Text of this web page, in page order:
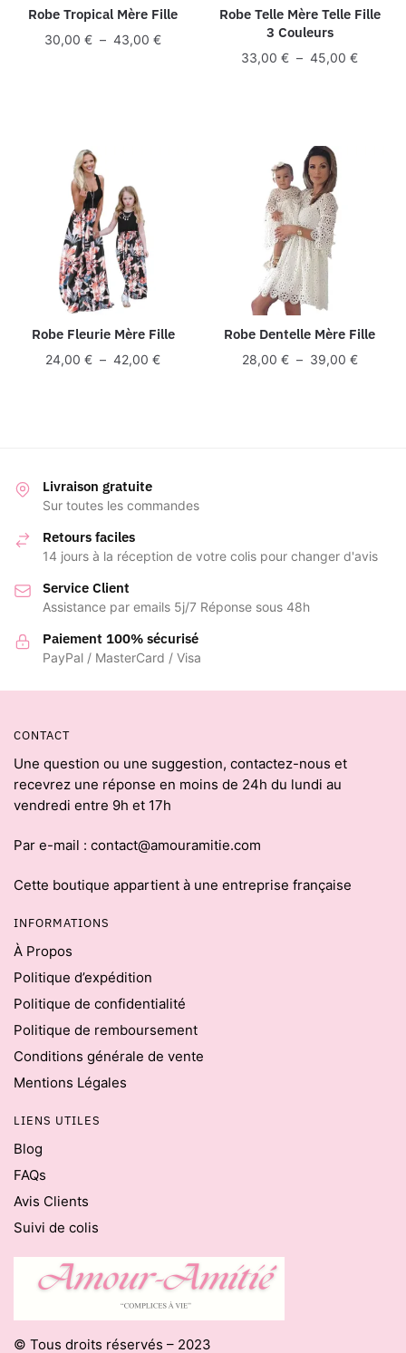
Robe Tropical Mère Fille
30,00€ – 43,00€Plage
Robe Telle Mère Telle Fille
3 Couleurs
33,00€ – 45,00€Plage
Robe Fleurie Mère Fille
24,00€ – 42,00€Plage
Robe Dentelle Mère Fille
28,00 € – 39,00 €Plage
Livraison gratuite
Sur toutes les commandes
Retours faciles
14 jours à la réception de votre colis pour changer d'avis
Service Client
Assistance par emails 5j/7 Réponse sous 48h
Paiement 100% sécurisé
PayPal / MasterCard / Visa
CONTACT
Une question ou une suggestion, contactez-nous et
recevrez une réponse en moins de 24h du lundi au
vendredi entre 9h et 17h
Par e-mail : contact@amouramitie.com
Cette boutique appartient à une entreprise française
INFORMATIONS
À Propos
Politique d’expédition
Politique de confidentialité
Politique de remboursement
Conditions générale de vente
Mentions Légales
LIENS UTILES
Blog
FAQs
Avis Clients
Suivi de colis
© Tous droits réservés – 2023